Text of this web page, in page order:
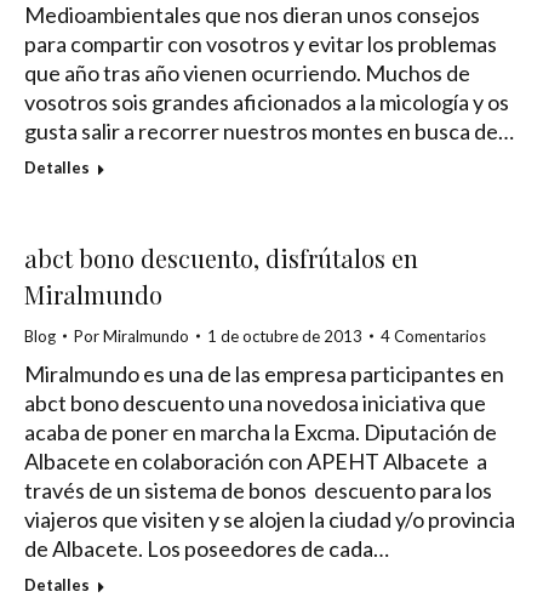
Medioambientales que nos dieran unos consejos
para compartir con vosotros y evitar los problemas
que año tras año vienen ocurriendo. Muchos de
vosotros sois grandes aficionados a la micología y os
gusta salir a recorrer nuestros montes en busca de…
Detalles
abct bono descuento, disfrútalos en
Miralmundo
Blog PorMiralmundo 1 de octubre de 2013 4 Comentarios
Miralmundo es una de las empresa participantes en
abct bono descuento una novedosa iniciativa que
acaba de poner en marcha la Excma. Diputación de
Albacete en colaboración con APEHT Albacete a
través de un sistema de bonos descuento para los
viajeros que visiten y se alojen la ciudad y/o provincia
de Albacete. Los poseedores de cada…
Detalles